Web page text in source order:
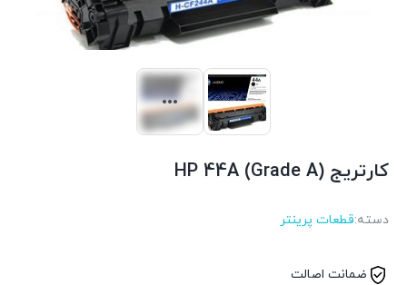
کارتریج HP 44A (Grade A)
دسته:قطعات پرینتر
ضمانت اصالت